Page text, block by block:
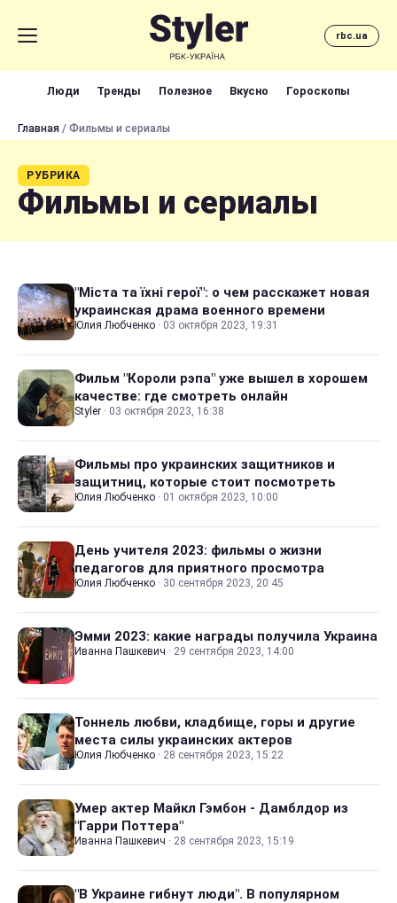
rbc.ua
Люди Тренды Полезное Вкусно Гороскопы
Главная / Фильмы и сериалы
РУБРИКА
Фильмы и сериалы
"Міста та їхні герої": о чем расскажет новая
украинская драма военного времени
Юлия Любченко · 03 октября 2023, 19:31
Фильм "Короли рэпа" уже вышел в хорошем
качестве: где смотреть онлайн
Styler · 03 октября 2023, 16:38
Фильмы про украинских защитников и
защитниц, которые стоит посмотреть
Юлия Любченко · 01 октября 2023, 10:00
День учителя 2023: фильмы о жизни
педагогов для приятного просмотра
Юлия Любченко · 30 сентября 2023, 20:45
Эмми 2023: какие награды получила Украина
Иванна Пашкевич · 29 сентября 2023, 14:00
Тоннель любви, кладбище, горы и другие
места силы украинских актеров
Юлия Любченко · 28 сентября 2023, 15:22
Умер актер Майкл Гэмбон - Дамблдор из
"Гарри Поттера"
Иванна Пашкевич · 28 сентября 2023, 15:19
"В Украине гибнут люди". В популярном